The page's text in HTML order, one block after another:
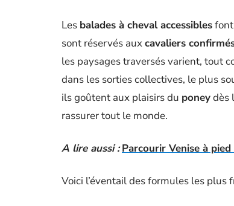
Les balades à cheval accessibles
sont réservés auxcavaliers
les paysages traversés varient, tout
dans les sorties collectives, le plus
ils goûtent aux plaisirs du poneydès
rassurer tout le monde.
A lire aussi : Parcourir Venise à
Voici l’éventail des formules les plus